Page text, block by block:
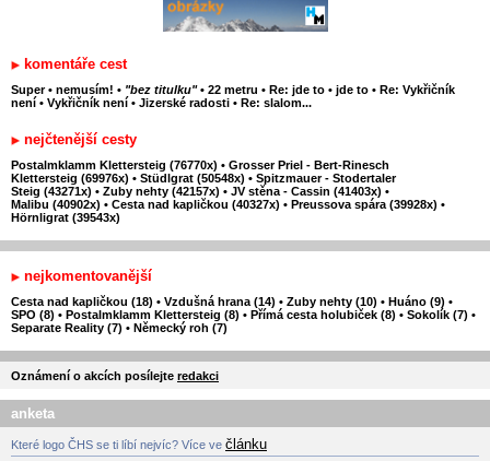
komentáře cest
Super • nemusím! • "bez titulku" • 22 metru • Re: jde to • jde to • Re: Vykřičník
není • Vykřičník není • Jizerské radosti • Re: slalom...
nejčtenější cesty
Postalmklamm Klettersteig (76770x) • Grosser Priel - Bert-Rinesch
Klettersteig (69976x) • Stüdlgrat (50548x) • Spitzmauer - Stodertaler
Steig (43271x) • Zuby nehty (42157x) • JV stěna - Cassin (41403x) •
Malibu (40902x) • Cesta nad kapličkou (40327x) • Preussova spára (39928x) •
Hörnligrat (39543x)
nejkomentovanější
Cesta nad kapličkou (18) • Vzdušná hrana (14) • Zuby nehty (10) • Huáno (9) •
SPO (8) • Postalmklamm Klettersteig (8) • Přímá cesta holubiček (8) • Sokolík (7) •
Separate Reality (7) • Německý roh (7)
Oznámení o akcích posílejte redakci
anketa
Které logo ČHS se ti líbí nejvíc? Více ve článku